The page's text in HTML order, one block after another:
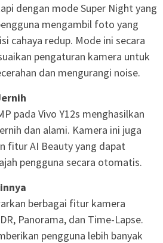
dengan mode Super Night yang
mengambil foto yang
cahaya redup. Mode ini secara
pengaturan kamera untuk
dan mengurangi noise.
pada Vivo Y12s menghasilkan
dan alami. Kamera ini juga
fitur AI Beauty yang dapat
pengguna secara otomatis.
berbagai fitur kamera
Panorama, dan Time-Lapse.
pengguna lebih banyak